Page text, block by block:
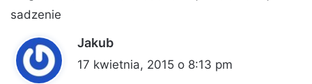
sadzenie
Jakub
i
17 kwietnia, 2015 o 8:13 pm